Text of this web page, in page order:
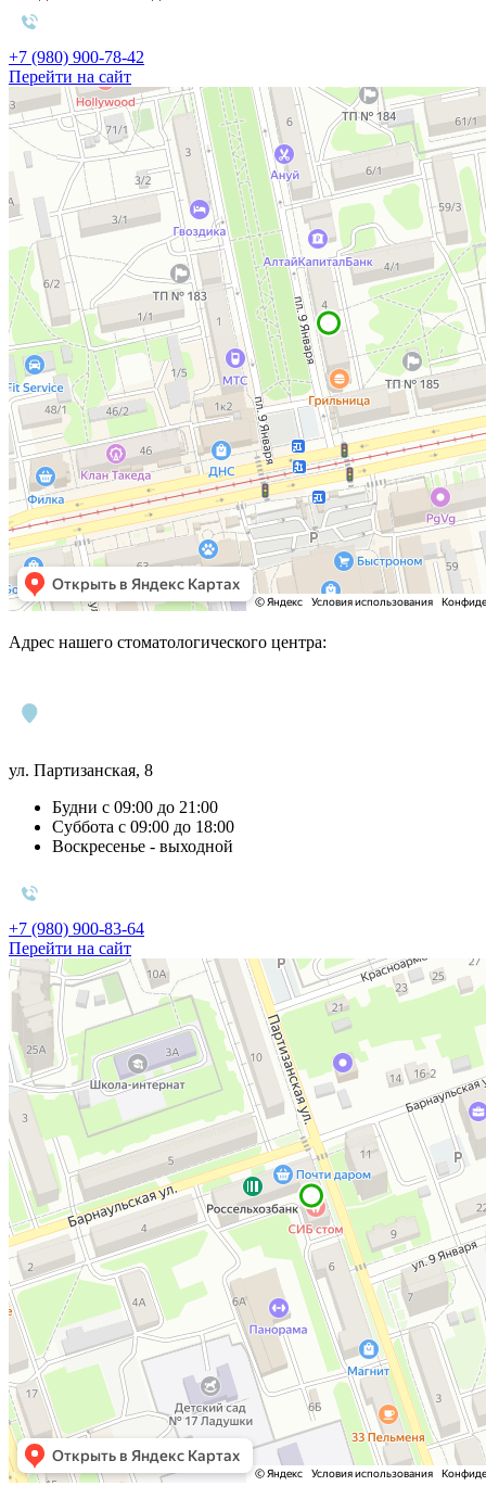
+7 (980) 900-78-42
Перейти на сайт
Адрес нашего стоматологического центра:
ул. Партизанская, 8
Будни с 09:00 до 21:00
Суббота с 09:00 до 18:00
Воскресенье - выходной
+7 (980) 900-83-64
Перейти на сайт